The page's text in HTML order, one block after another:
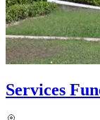
Services